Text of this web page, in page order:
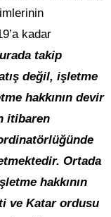
kadar
takip
değil, işletme
hakkının devir
itibaren
Ortada
hakkının
ve Katar ordusu